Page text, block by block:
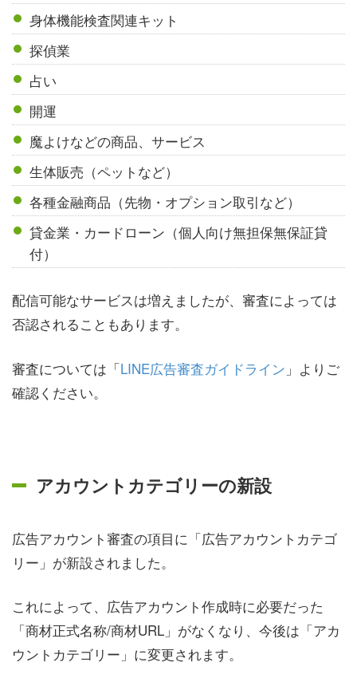
身体機能検査関連キット
探偵業
占い
開運
魔よけなどの商品、サービス
生体販売（ペットなど）
各種金融商品（先物・オプション取引など）
貸金業・カードローン（個人向け無担保無保証貸
付）
配信可能なサービスは増えましたが、審査によっては
否認されることもあります。
審査については「LINE広告審査ガイドライン 」よりご
確認ください。
アカウントカテゴリーの新設
広告アカウント審査の項目に「広告アカウントカテゴ
リー」が新設されました。
これによって、広告アカウント作成時に必要だった
「商材正式名称/商材URL」がなくなり、今後は「アカ
ウントカテゴリー」に変更されます。